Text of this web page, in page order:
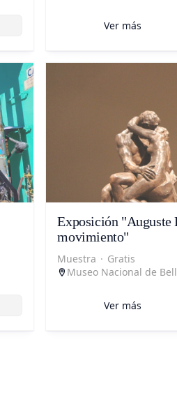
Ver más
Exposición "Auguste
movimiento"
Muestra · Gratis
Museo Nacional de
Ver más